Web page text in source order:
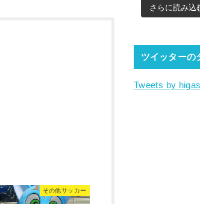
その他サッカー
さらに読み込
ツイッターの
Tweets by